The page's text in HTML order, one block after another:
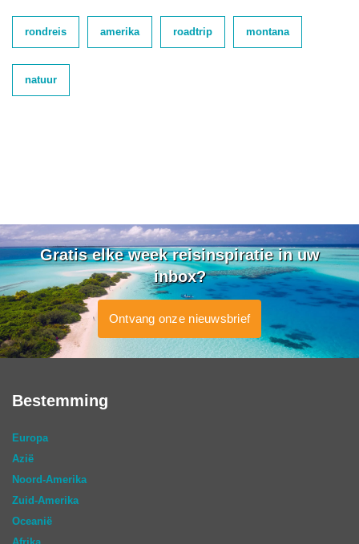
rondreis amerika roadtrip montana
natuur
Gratis elke week reisinspiratie in uw
inbox?
Ontvang onze nieuwsbrief
Bestemming
Europa
Azië
Noord-Amerika
Zuid-Amerika
Oceanië